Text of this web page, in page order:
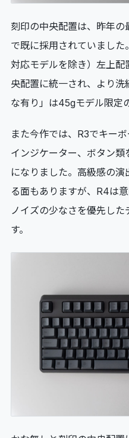
刻印の中央配置は、昨年の
で既に採用されていまし
対応モデルを除き）左上
央配置に統一され、より
な有り」は45gモデル限定
また今作では、R3でキー
インジケーター、ボタン
になりました。高級感の
る面もありますが、R4は
ノイズの少なさを優先し
す。